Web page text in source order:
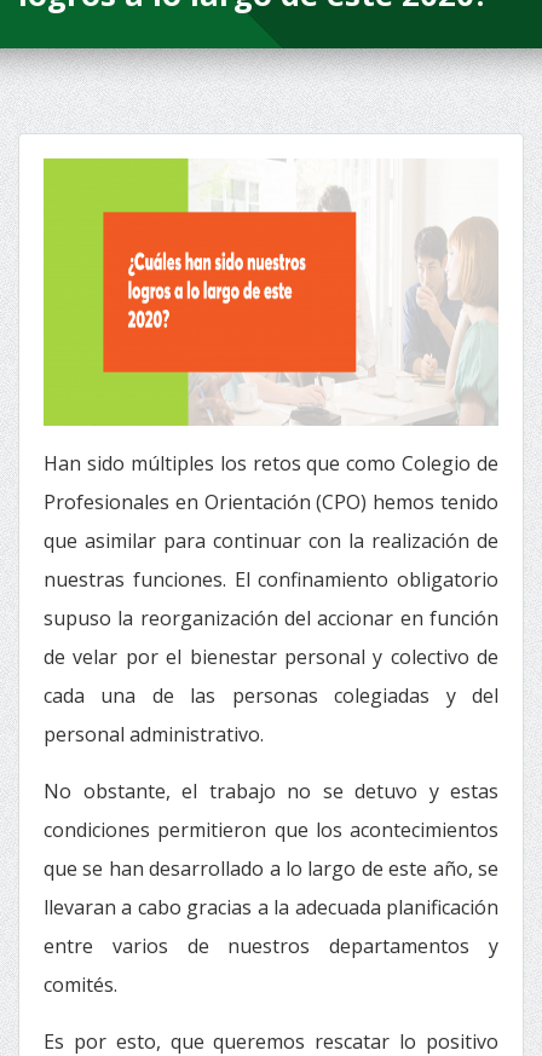
Han sido múltiples los retos que como Colegio de
Profesionales en Orientación (CPO) hemos tenido
que asimilar para continuar con la realización de
nuestras funciones. El confinamiento obligatorio
supuso la reorganización del accionar en función
de velar por el bienestar personal y colectivo de
cada una de las personas colegiadas y del
personal administrativo.
No obstante, el trabajo no se detuvo y estas
condiciones permitieron que los acontecimientos
que se han desarrollado a lo largo de este año, se
llevaran a cabo gracias a la adecuada planificación
entre varios de nuestros departamentos y
comités.
Es por esto, que queremos rescatar lo positivo